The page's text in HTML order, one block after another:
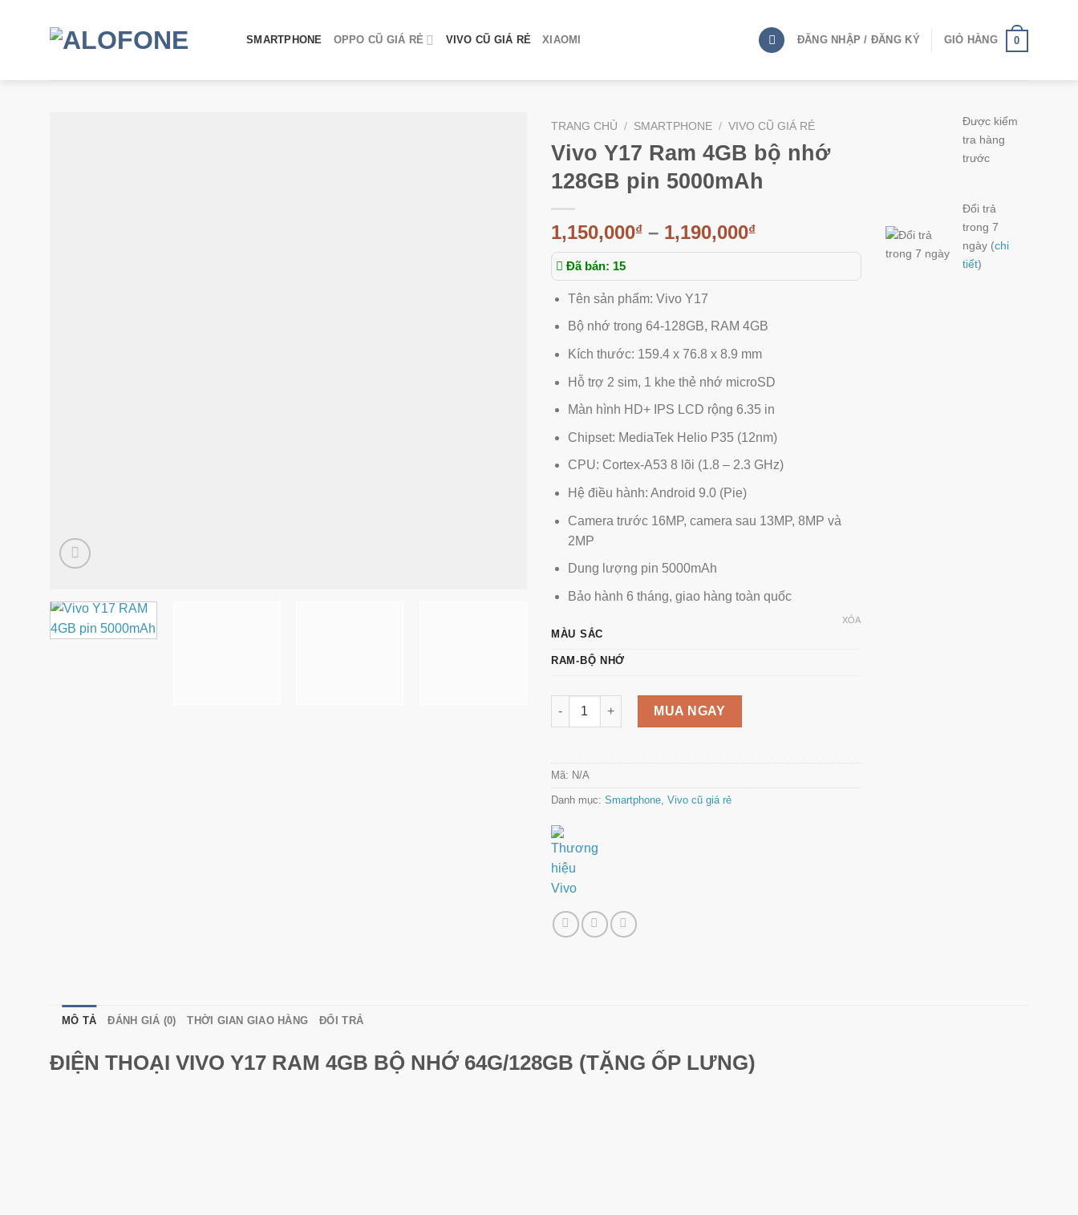
SMARTPHONE OPPO CŨ GIÁ RẺ VIVO CŨ GIÁ RẺ XIAOMI ĐĂNG NHẬP / ĐĂNG KÝ GIỎ HÀNG 0
TRANG CHỦ / SMARTPHONE / VIVO CŨ GIÁ RẺ
Vivo Y17 Ram 4GB bộ nhớ
128GB pin 5000mAh
1,150,000₫ – 1,190,000₫
Đã bán: 15
Tên sản phẩm: Vivo Y17
Bộ nhớ trong 64-128GB, RAM 4GB
Kích thước: 159.4 x 76.8 x 8.9 mm
Hỗ trợ 2 sim, 1 khe thẻ nhớ microSD
Màn hình HD+ IPS LCD rộng 6.35 in
Chipset: MediaTek Helio P35 (12nm)
CPU: Cortex-A53 8 lõi (1.8 – 2.3 GHz)
Hệ điều hành: Android 9.0 (Pie)
Camera trước 16MP, camera sau 13MP, 8MP và
2MP
Dung lượng pin 5000mAh
Bảo hành 6 tháng, giao hàng toàn quốc
MÀU SẮC
RAM-BỘ NHỚ
XÓA
Vivo Y17 Ram 4GB bộ nhớ 128GB pin 5000mAh số lượng
MUA NGAY
Mã: N/A
Danh mục: Smartphone, Vivo cũ giá rẻ
Được kiểm
tra hàng
trước
Đổi trả
trong 7
ngày (chi
tiết)
MÔ TẢ ĐÁNH GIÁ (0) THỜI GIAN GIAO HÀNG ĐỔI TRẢ
ĐIỆN THOẠI VIVO Y17 RAM 4GB BỘ NHỚ 64G/128GB (TẶNG ỐP LƯNG)